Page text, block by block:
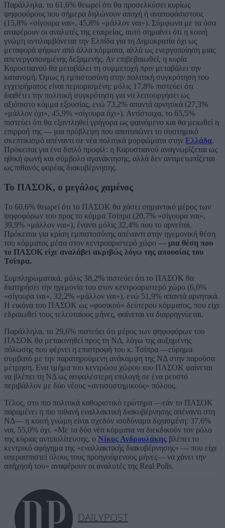
Παράλληλα, το 61,6% θεωρεί ότι θα προσελκύσει κυρίως
ψηφοφόρους που σήμερα δηλώνουν αποχή ή αναποφάσιστους
(15,8% «σίγουρα ναι», 45,8% «μάλλον ναι»). Σύμφωνα με τα όσα
αναφέρουν οι αναλυτές της εταιρείας, αυτό σημαίνει ότι η κοινή
γνώμη αντιλαμβάνεται την Ελπίδα για τη Δημοκρατία όχι ως
μεταφορά ψήφων από άλλα κόμματα, αλλά ως ενεργοποίηση μιας
απενεργοποιημένης δεξαμενής. Αν επιβεβαιωθεί, η κυρία
Καρυστιανού θα μεταβάλει τη συμμετοχή πριν μεταβάλει την
κατανομή. Όμως η εμπιστοσύνη στην πολιτική συγκρότηση του
εγχειρήματος είναι περιορισμένη: μόλις 17,8% πιστεύει ότι
διαθέτει την πολιτική συγκρότηση για να λειτουργήσει ως
αξιόπιστο κόμμα εξουσίας, ενώ 73,2% απαντά αρνητικά (27,3%
«μάλλον όχι», 45,9% «σίγουρα όχι»). Αντίστοιχα, το 65,5%
πιστεύει ότι θα εξαντληθεί γρήγορα ως φαινόμενο και θα μειωθεί η
επιρροή της — μια πρόβλεψη που αποτυπώνει το συστημικό
σκεπτικισμό απέναντι σε νέα πολιτικά μορφώματα στην Ελλάδα.
Πρόκειται για ένα διπλό προφίλ: η Καρυστιανού αναγνωρίζεται ως
ηθική φωνή και σύμβολο αγανάκτησης, αλλά δεν αντιμετωπίζεται
ως πιθανός φορέας διακυβέρνησης.
Το ΠΑΣΟΚ, ο μεγάλος χαμένος
Το 60,6% θεωρεί ότι το ΠΑΣΟΚ θα χάσει σημαντικό μέρος των
ψηφοφόρων του προς το κόμμα Τσίπρα (20,7% «σίγουρα ναι»,
39,9% «μάλλον ναι»), έναντι μόλις 32,4% που το αρνείται.
Πρόκειται για κρίση εμπιστοσύνης απέναντι στην ηγεμονική θέση
του κόμματος μέσα στον κεντροαριστερό χώρο — μια θέση που
το ΠΑΣΟΚ είχε αναλάβει ακριβώς λόγω της απουσίας του
Τσίπρα.
Συμπληρωματικά, μόλις 38,2% πιστεύει ότι το ΠΑΣΟΚ θα
διατηρήσει την ηγεμονία του στον κεντροαριστερό χώρο (6,0%
«σίγουρα ναι», 32,2% «μάλλον ναι»), ενώ 51,9% απαντά αρνητικά.
Η εικόνα του ΠΑΣΟΚ ως «φυσικού» δεύτερου κόμματος, που είχε
εδραιωθεί τους τελευταίους μήνες, φαίνεται να διαρρηγνύεται.
Παράλληλα, το 29,6% πιστεύει ότι μέρος των ψηφοφόρων του
ΠΑΣΟΚ θα μετακινηθεί προς τη ΝΔ, λόγω της αυξημένης
πόλωσης που φέρνει η επιστροφή του κ. Τσίπρα —εύρημα
συμβατό με την παρατηρούμενη ανάκαμψη της ΝΔ στην παρούσα
μέτρηση. Ενα τμήμα του κεντρώου χώρου του ΠΑΣΟΚ φαίνεται
να βλέπει τη ΝΔ ως ασφαλέστερη επιλογή σε ένα ρευστό
περιβάλλον με δύο νέους «αντισυστημικούς» πόλους.
Τέλος, στο πιο πολιτικά καθοριστικό ερώτημα —εάν το ΠΑΣΟΚ
παραμένει η πιο πιθανή εναλλακτική διακυβέρνησης απέναντι στη
ΝΔ— η κοινή γνώμη είναι σχεδόν ισοδύναμα διχασμένη: 37,6%
ναι, 55,0% όχι. «Με τα δύο νέα κόμματα να διεκδικούν τον ρόλο
της κύριας αντιπολίτευσης, ο Νίκος Ανδρουλάκης βλέπει το
κεντρικό αφήγημα της «εναλλακτικής διακυβέρνησης» — που είχε
υπερασπιστεί όλους τους προηγούμενους μήνες— να χάνει την
απήχησή του» αναφέρουν οι αναλυτές της Real Polls.
DAILYPOST